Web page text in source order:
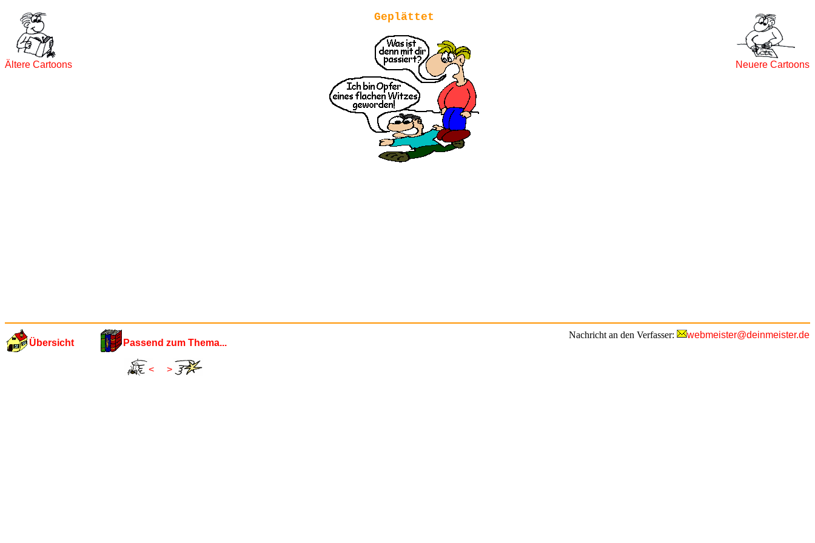
Ältere Cartoons Neuere Cartoons
Geplättet
Nachricht an den Verfasser: webmeister@deinmeister.de
Übersicht Passend zum Thema...
< >